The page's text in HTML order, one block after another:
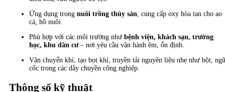
Ứng dụng trong nuôi trồng thủy sản, cung cấp oxy hòa tan cho ao
cá, hồ nuôi.
Phù hợp với các môi trường như bệnh viện, khách sạn, trường
học, khu dân cư– nơi yêu cầu vận hành êm, ổn định.
Vận chuyển khí, tạo bọt khí, truyền tải nguyên liệu nhẹ như bột, ngũ
cốc trong các dây chuyền công nghiệp.
Thông số kỹ thuật